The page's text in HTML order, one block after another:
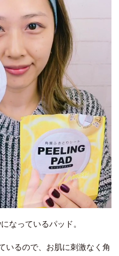
なっているパッド。
いるので、お肌に刺激なく角